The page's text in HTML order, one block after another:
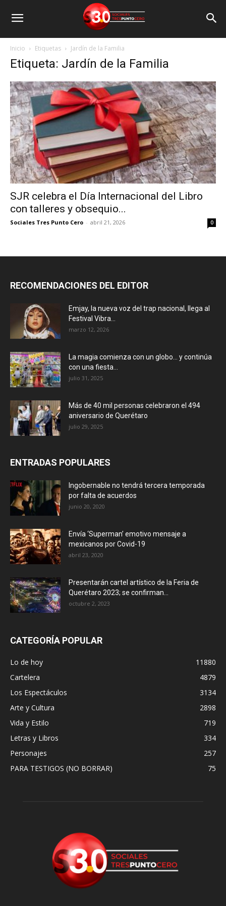
Inicio Etiquetas Jardín de la Familia
Etiqueta: Jardín de la Familia
SJR celebra el Día Internacional del Libro
con talleres y obsequio...
Sociales Tres Punto Cero - abril 21, 2026 0
RECOMENDACIONES DEL EDITOR
Emjay, la nueva voz del trap nacional, llega al
Festival Vibra...
marzo 12, 2026
La magia comienza con un globo… y continúa
con una fiesta...
julio 31, 2025
Más de 40 mil personas celebraron el 494
aniversario de Querétaro
julio 29, 2025
ENTRADAS POPULARES
Ingobernable no tendrá tercera temporada
por falta de acuerdos
junio 20, 2020
Envía ‘Superman’ emotivo mensaje a
mexicanos por Covid-19
abril 23, 2020
Presentarán cartel artístico de la Feria de
Querétaro 2023; se confirman...
octubre 2, 2023
CATEGORÍA POPULAR
Lo de hoy
11880
Cartelera
4879
Los Espectáculos
3134
Arte y Cultura
2898
Vida y Estilo
719
Letras y Libros
334
Personajes
257
PARA TESTIGOS (NO BORRAR)
75